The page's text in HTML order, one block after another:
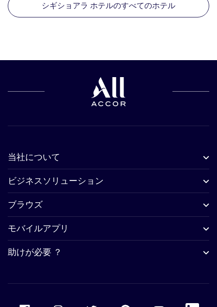
シギショアラ ホテルのすべてのホテル
当社について
ビジネスソリューション
ブラウズ
モバイルアプリ
助けが必要 ？
Accor Youtube
Accor